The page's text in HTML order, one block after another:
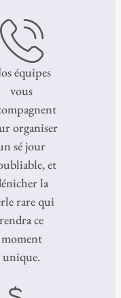
équipes
vous
organiser
sé jour
et
la
rare qui
rendra ce
moment
unique.